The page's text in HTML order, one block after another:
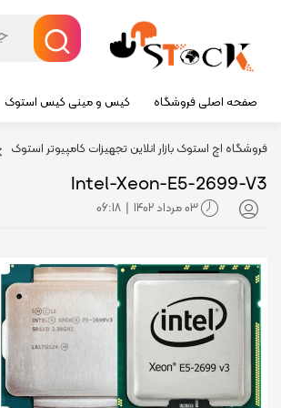
صفحه اصلی فروشگاه کیس و مینی کیس استوک
فروشگاه اچ استوک بازار انلاین تجهیزات کامپیوتر استوک
Intel-Xeon-E5-2699-V3
03 مرداد 1402 |
06:18